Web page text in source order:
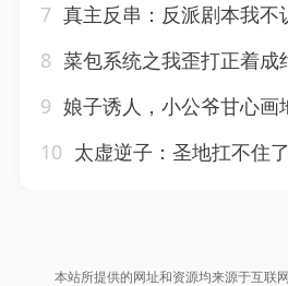
7 真主反串：反派剧本我不认&真主反串反
8 菜包系统之我歪打正着成绝世
9 娘子诱人，小公爷甘心画地为牢3D版4&娘子诱人小公
10 太虚逆子：圣地扛不住了&太虚逆子圣
本站所提供的网址和资源均来源于互联